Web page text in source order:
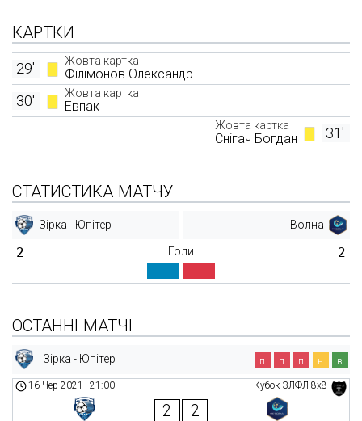
КАРТКИ
Жовта картка
Філімонов Олександр
29'
Жовта картка
Евпак
30'
31'
Жовта картка
Снігач Богдан
СТАТИСТИКА МАТЧУ
Зірка - Юпітер Волна
2 Голи 2
ОСТАННІ МАТЧІ
Зірка - Юпітер п п п н в
Кубок ЗЛФЛ 8х8
16 Чер 2021 -21:00
2 2